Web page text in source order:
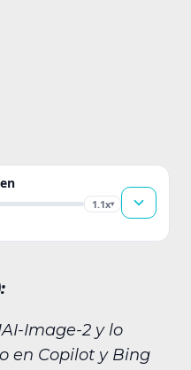
1.1x▾
Image-2 y lo
en Copilot y Bing